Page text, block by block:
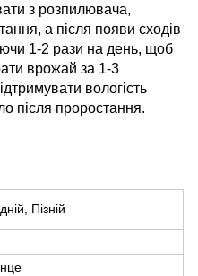
з розпилювача,
а після появи сходів
1-2 рази на день, щоб
врожай за 1-3
вологість
після проростання.
Пізній